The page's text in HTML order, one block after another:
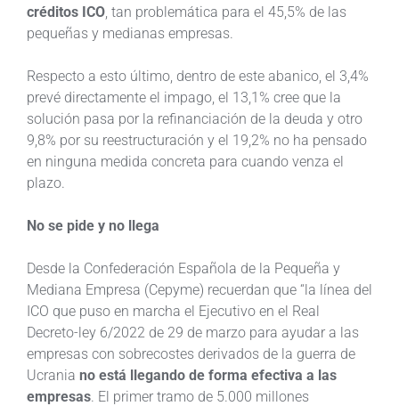
créditos ICO , tan problemática para el 45,5% de las
pequeñas y medianas empresas.
Respecto a esto último, dentro de este abanico, el 3,4%
prevé directamente el impago, el 13,1% cree que la
solución pasa por la refinanciación de la deuda y otro
9,8% por su reestructuración y el 19,2% no ha pensado
en ninguna medida concreta para cuando venza el
plazo.
No se pide y no llega
Desde la Confederación Española de la Pequeña y
Mediana Empresa (Cepyme) recuerdan que “la línea del
ICO que puso en marcha el Ejecutivo en el Real
Decreto-ley 6/2022 de 29 de marzo para ayudar a las
empresas con sobrecostes derivados de la guerra de
Ucrania no está llegando de forma efectiva a las
empresas. El primer tramo de 5.000 millones